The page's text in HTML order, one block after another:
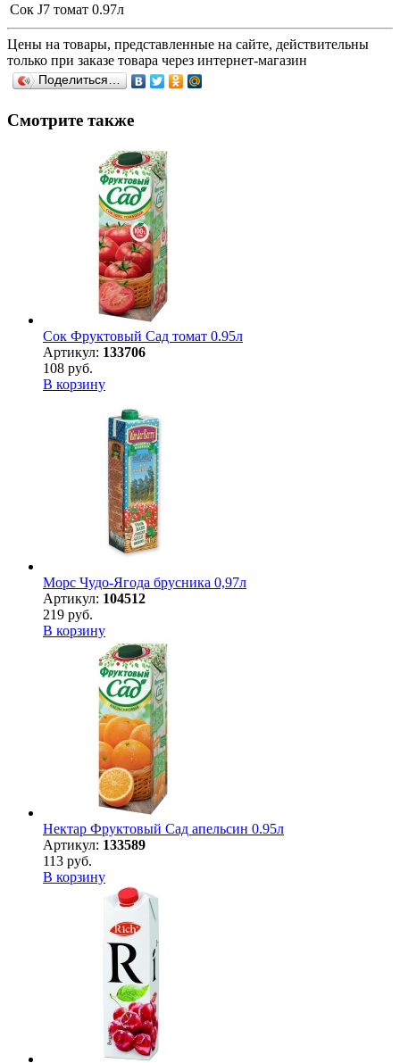
Сок J7 томат 0.97л
Цены на товары, представленные на сайте, действительны
только при заказе товара через интернет-магазин
Поделиться…
Смотрите также
Сок Фруктовый Сад томат 0.95л
Артикул: 133706
108 руб.
В корзину
Морс Чудо-Ягода брусника 0,97л
Артикул: 104512
219 руб.
В корзину
Нектар Фруктовый Сад апельсин 0.95л
Артикул: 133589
113 руб.
В корзину